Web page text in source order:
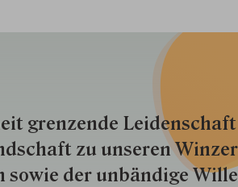
gren­zende Lei­den­schaft
zu unseren
so­wie der un­bän­dige